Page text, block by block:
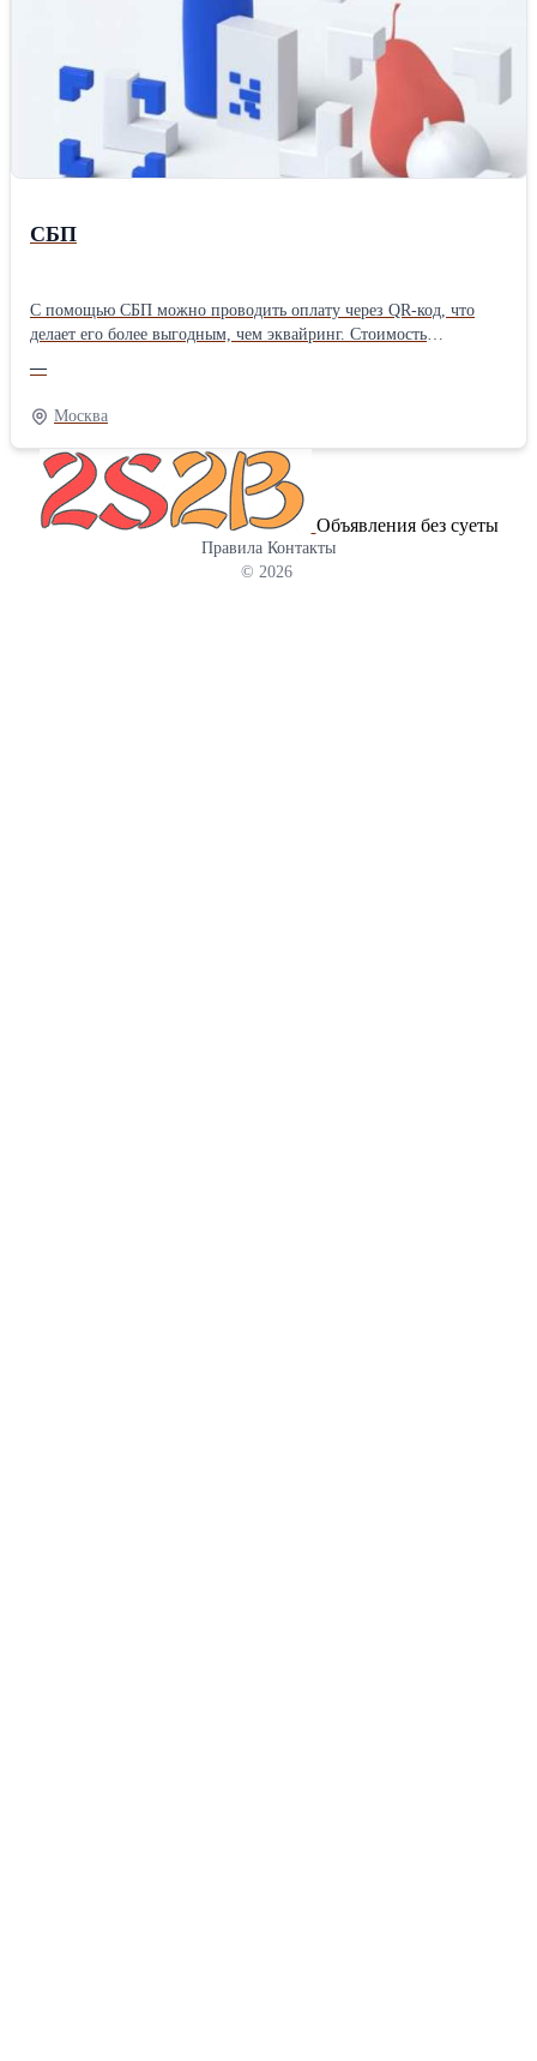
СБП
С помощью СБП можно проводить оплату через QR-код, что
делает его более выгодным, чем эквайринг. Стоимость
моментально на расчетный счет. Оплата может осуществляться с
помощью телефона, что делает СБП удобным и доступным для
любого бизнеса.
—
Москва
Объявления без суеты
Правила Контакты
© 2026